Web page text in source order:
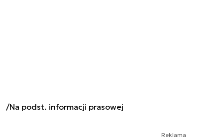
/Na podst. informacji prasowej
Reklama